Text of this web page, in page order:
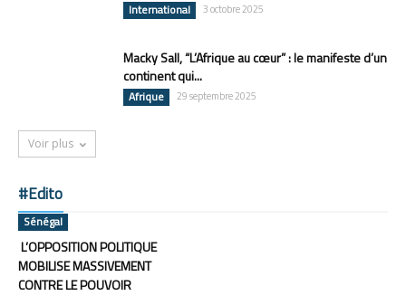
International 3 octobre 2025
Macky Sall, “L’Afrique au cœur” : le manifeste d’un
continent qui...
Afrique 29 septembre 2025
Voir plus
#Edito
Sénégal
L’OPPOSITION POLITIQUE
MOBILISE MASSIVEMENT
CONTRE LE POUVOIR